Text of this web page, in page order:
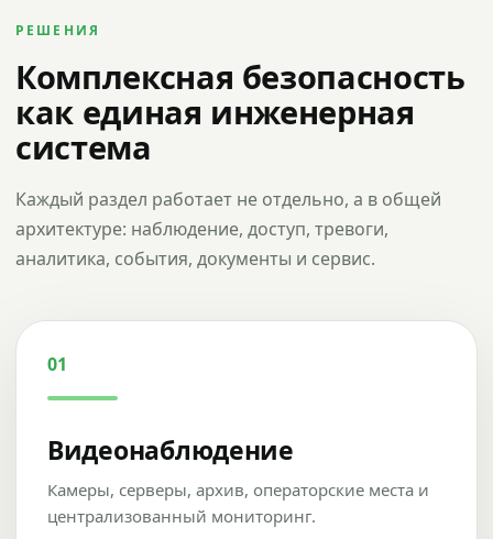
РЕШЕНИЯ
Комплексная безопасность
как единая инженерная
система
Каждый раздел работает не отдельно, а в общей
архитектуре: наблюдение, доступ, тревоги,
аналитика, события, документы и сервис.
01
Видеонаблюдение
Камеры, серверы, архив, операторские места и
централизованный мониторинг.